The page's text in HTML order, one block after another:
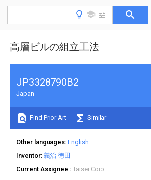
高層ビルの組立工法
JP3328790B2
Japan
Find Prior Art Similar
Other languages English
Inventor 義治 徳田
Current Assignee
Taisei Corp